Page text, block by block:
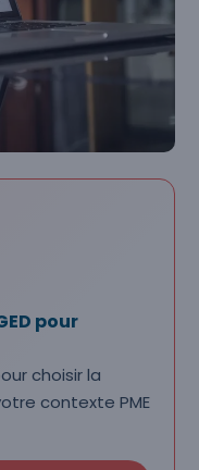
pour
choisir la
contexte PME